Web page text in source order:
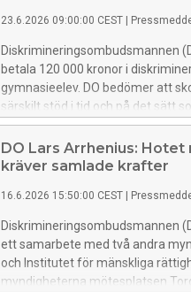
23.6.2026 09:00:00 CEST
Diskrimineringsombudsmannen
betala 120 000 kronor i
gymnasieelev. DO bedömer att
särskilt stöd i tid och på det sätt
till att eleven inte fick det stöd
utbildning på lika villkor som
utsatts för diskriminering genom
DO Lars Arrhenius:
kräver samlade krafter
16.6.2026 15:50:00 CEST
Diskrimineringsombudsmannen
ett samarbete med två andra
och Institutet för mänskliga
myndigheterna mötesplatsen